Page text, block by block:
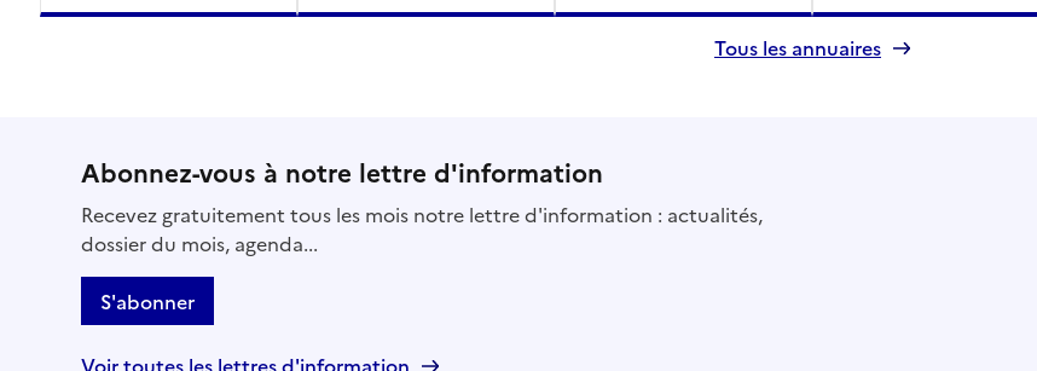
Tous les annuaires
Abonnez-vous à notre lettre d'information
Recevez gratuitement tous les mois notre lettre d'information : actualités,
dossier du mois, agenda...
S'abonner
Voir toutes les lettres d'information